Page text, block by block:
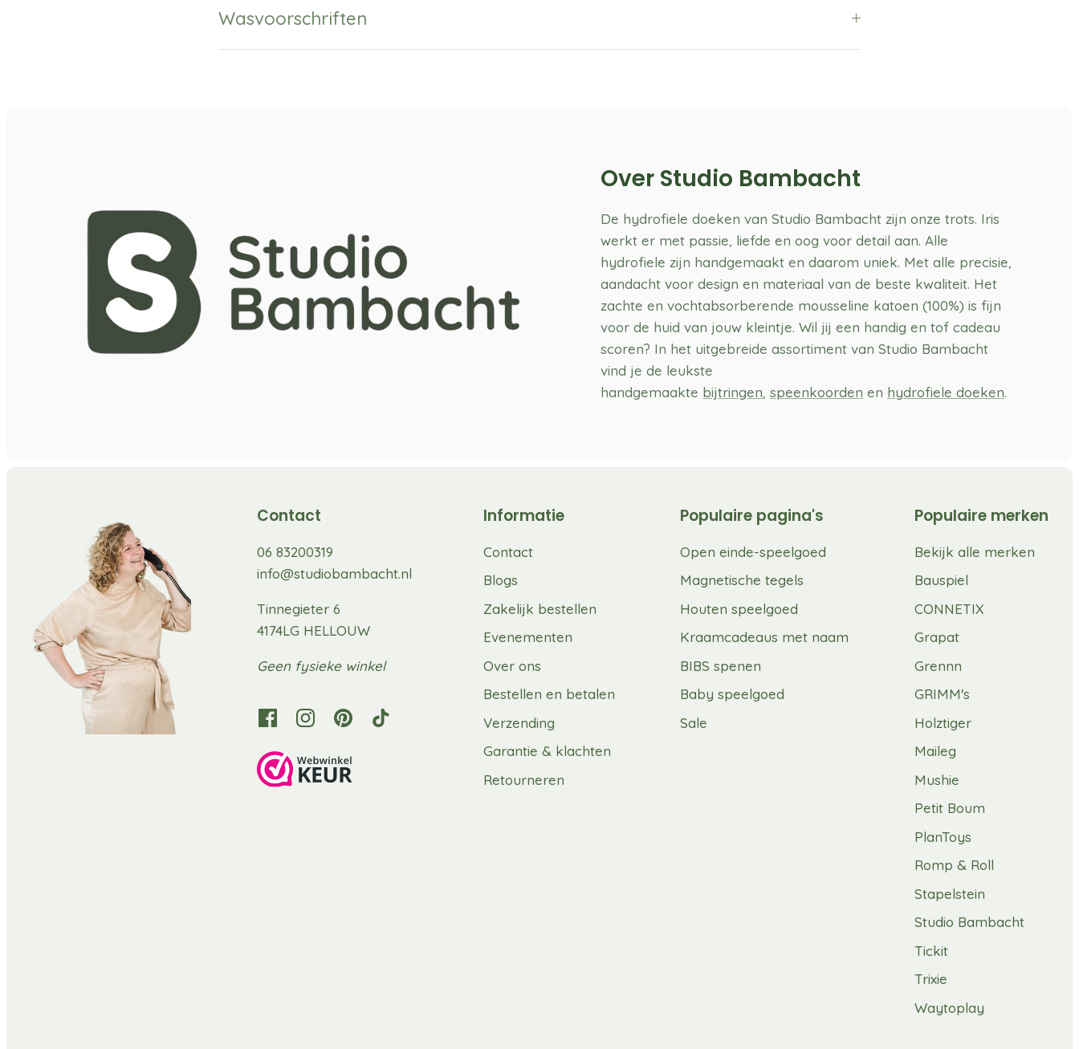
Wasvoorschriften
Over Studio Bambacht
De hydrofiele doeken van Studio Bambacht zijn onze trots. Iris
werkt er met passie, liefde en oog voor detail aan. Alle
hydrofiele zijn handgemaakt en daarom uniek. Met alle precisie,
aandacht voor design en materiaal van de beste kwaliteit. Het
zachte en vochtabsorberende mousseline katoen (100%) is fijn
voor de huid van jouw kleintje. Wil jij een handig en tof cadeau
scoren? In het uitgebreide assortiment van Studio Bambacht
vind je de leukste
handgemaakte bijtringen, speenkoorden en hydrofiele doeken.
Contact
06 83200319
info@studiobambacht.nl
Tinnegieter 6
4174LG HELLOUW
Geen fysieke winkel
Informatie
Contact
Blogs
Zakelijk bestellen
Evenementen
Over ons
Bestellen en betalen
Verzending
Garantie & klachten
Retourneren
Populaire pagina's
Open einde-speelgoed
Magnetische tegels
Houten speelgoed
Kraamcadeaus met naam
BIBS spenen
Baby speelgoed
Sale
Populaire merken
Bekijk alle merken
Bauspiel
CONNETIX
Grapat
Grennn
GRIMM's
Holztiger
Maileg
Mushie
Petit Boum
PlanToys
Romp & Roll
Stapelstein
Studio Bambacht
Tickit
Trixie
Waytoplay